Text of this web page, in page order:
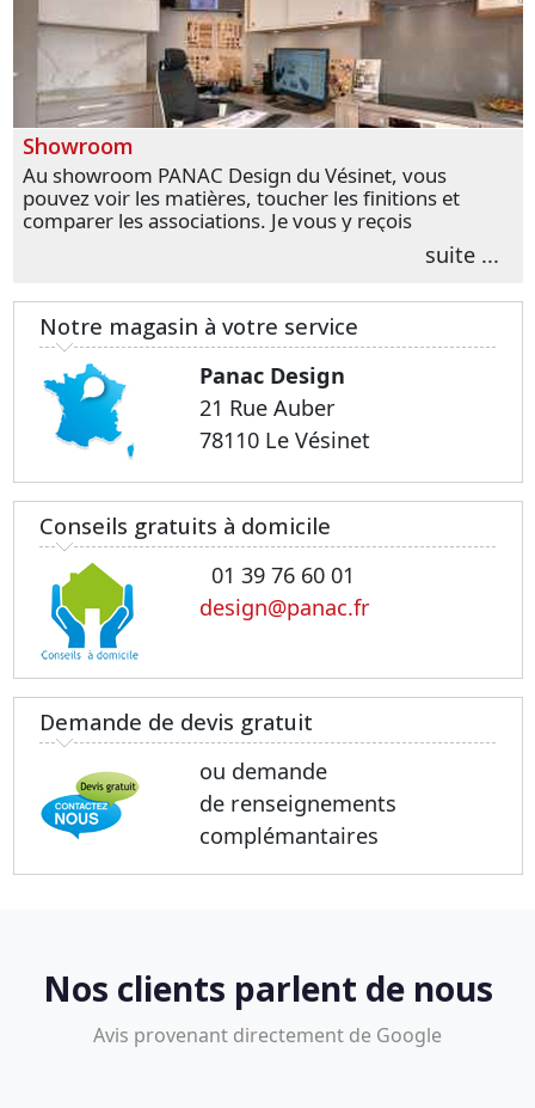
Showroom
Au showroom PANAC Design du Vésinet, vous
pouvez voir les matières, toucher les finitions et
comparer les associations. Je vous y reçois
personnellement pour parler de votre projet et
transformer vos premières idées en choix plussuite ...
Notre magasin à votre service
Panac Design
21 Rue Auber
78110 Le Vésinet
Conseils gratuits à domicile
01 39 76 60 01
design@panac.fr
Demande de devis gratuit
ou demande
de renseignements
complémantaires
Nos clients parlent de nous
Avis provenant directement de Google